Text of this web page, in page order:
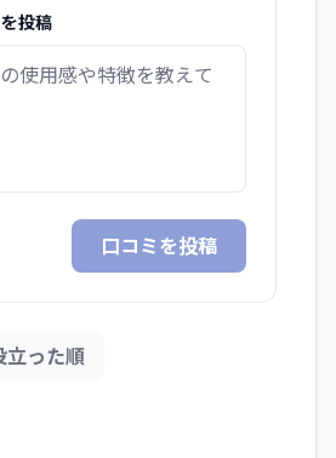
投稿
口コミを投稿
立った順